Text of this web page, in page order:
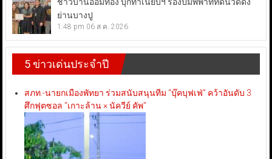
ชาวบ้านออมทอง บุกทำเนียบฯ ร้องปมพิพาทที่ดินวัดดัง
ย่านบางปู
1:48 pm 06 ส.ค. 2026
5 ข่าวเด่นประจำปี
สภท.-นายกเมืองพัทยา ร่วมสนับสนุนทีม “บุ๊คบุฟเฟ่” คว้าอันดับ 3
ศึกฟุตซอล “เกาะล้าน × นัควีย์ คัพ”